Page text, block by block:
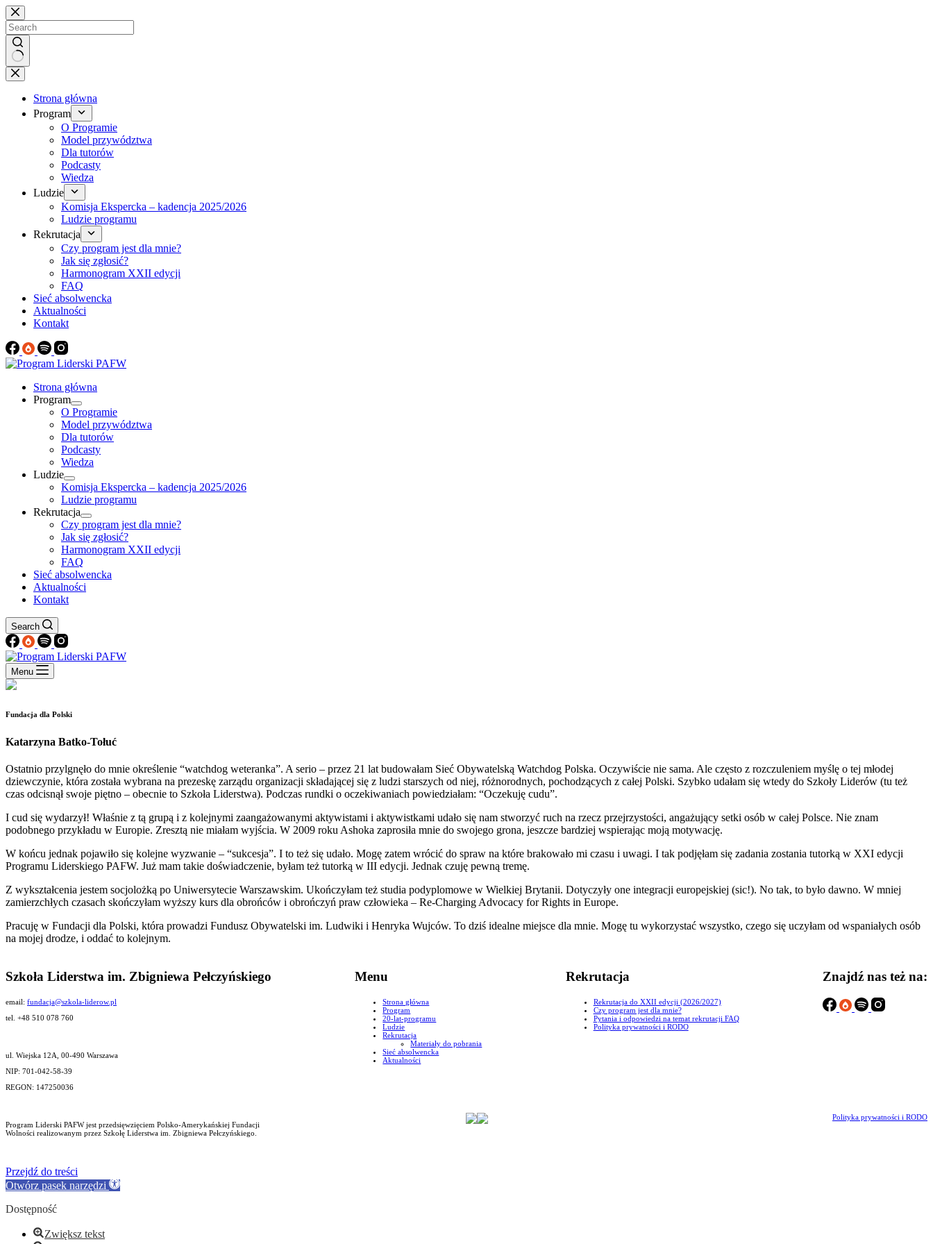
Brak
wyników
Strona główna
Program
O Programie
Model przywództwa
Dla tutorów
Podcasty
Wiedza
Ludzie
Komisja Ekspercka – kadencja 2025/2026
Ludzie programu
Rekrutacja
Czy program jest dla mnie?
Jak się zgłosić?
Harmonogram XXII edycji
FAQ
Sieć absolwencka
Aktualności
Kontakt
Strona główna
Program
O Programie
Model przywództwa
Dla tutorów
Podcasty
Wiedza
Ludzie
Komisja Ekspercka – kadencja 2025/2026
Ludzie programu
Rekrutacja
Czy program jest dla mnie?
Jak się zgłosić?
Harmonogram XXII edycji
FAQ
Sieć absolwencka
Aktualności
Kontakt
Search
Menu
Fundacja dla Polski
Katarzyna Batko-Tołuć
Ostatnio przylgnęło do mnie określenie “watchdog weteranka”. A serio – przez 21 lat budowałam Sieć Obywatelską Watchdog Polska. Oczywiście nie sama. Ale często z rozczuleniem myślę o tej młodej
dziewczynie, która została wybrana na prezeskę zarządu organizacji składającej się z ludzi starszych od niej, różnorodnych, pochodzących z całej Polski. Szybko udałam się wtedy do Szkoły Liderów (tu też
czas odcisnął swoje piętno – obecnie to Szkoła Liderstwa). Podczas rundki o oczekiwaniach powiedziałam: “Oczekuję cudu”.
I cud się wydarzył! Właśnie z tą grupą i z kolejnymi zaangażowanymi aktywistami i aktywistkami udało się nam stworzyć ruch na rzecz przejrzystości, angażujący setki osób w całej Polsce. Nie znam
podobnego przykładu w Europie. Zresztą nie miałam wyjścia. W 2009 roku Ashoka zaprosiła mnie do swojego grona, jeszcze bardziej wspierając moją motywację.
W końcu jednak pojawiło się kolejne wyzwanie – “sukcesja”. I to też się udało. Mogę zatem wrócić do spraw na które brakowało mi czasu i uwagi. I tak podjęłam się zadania zostania tutorką w XXI edycji
Programu Liderskiego PAFW. Już mam takie doświadczenie, byłam też tutorką w III edycji. Jednak czuję pewną tremę.
Z wykształcenia jestem socjolożką po Uniwersytecie Warszawskim. Ukończyłam też studia podyplomowe w Wielkiej Brytanii. Dotyczyły one integracji europejskiej (sic!). No tak, to było dawno. W mniej
zamierzchłych czasach skończyłam wyższy kurs dla obrońców i obrończyń praw człowieka – Re-Charging Advocacy for Rights in Europe.
Pracuję w Fundacji dla Polski, która prowadzi Fundusz Obywatelski im. Ludwiki i Henryka Wujców. To dziś idealne miejsce dla mnie. Mogę tu wykorzystać wszystko, czego się uczyłam od wspaniałych osób
na mojej drodze, i oddać to kolejnym.
Szkoła Liderstwa im. Zbigniewa Pełczyńskiego
email: fundacja@szkola-liderow.pl
tel. +48 510 078 760
ul. Wiejska 12A, 00-490 Warszawa
NIP: 701-042-58-39
REGON: 147250036
Menu
Strona główna
Program
20-lat-programu
Ludzie
Rekrutacja
Materiały do pobrania
Sieć absolwencka
Aktualności
Rekrutacja
Rekrutacja do XXII edycji (2026/2027)
Czy program jest dla mnie?
Pytania i odpowiedzi na temat rekrutacji FAQ
Polityka prywatności i RODO
Znajdź nas też na:
Program Liderski PAFW jest przedsięwzięciem Polsko-Amerykańskiej Fundacji
Wolności realizowanym przez Szkołę Liderstwa im. Zbigniewa Pełczyńskiego.
Polityka prywatności i RODO
Przejdź do treści
Otwórz pasek narzędzi
Dostępność
Zwiększ tekst